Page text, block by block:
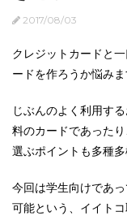
2017/08/03
クレジットカードと
ードを作ろうか悩みま
じぶんのよく利用す
料のカードであった
選ぶポイントも多種多
今回は学生向けであ
可能という、イイト